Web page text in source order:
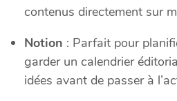
contenus directement sur
Notion : Parfait pour
garder un calendrier
idées avant de passer à